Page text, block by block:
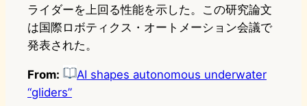
ライダーを上回る性能を示した。この研究論文
は国際ロボティクス・オートメーション会議で
発表された。
From:
AI shapes autonomous underwater
“gliders”